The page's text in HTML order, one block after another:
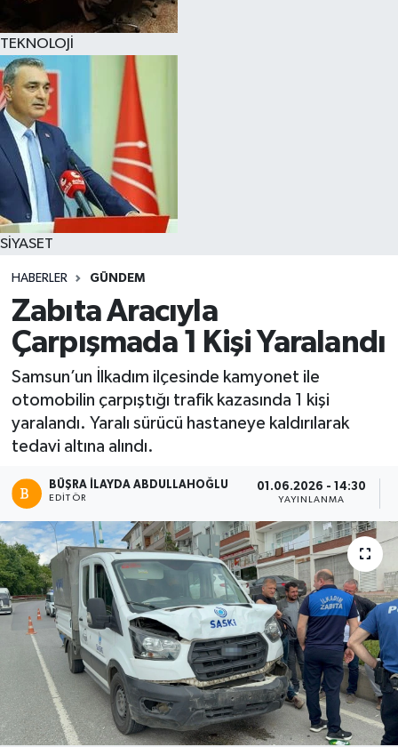
TEKNOLOJİ
SİYASET
HABERLER GÜNDEM
Zabıta Aracıyla
Çarpışmada 1 Kişi Yaralandı
Samsun’un İlkadım ilçesinde kamyonet ile
otomobilin çarpıştığı trafik kazasında 1 kişi
yaralandı. Yaralı sürücü hastaneye kaldırılarak
tedavi altına alındı.
BÜŞRA İLAYDA ABDULLAHOĞLU
EDITÖR
01.06.2026 - 14:30
YAYINLANMA